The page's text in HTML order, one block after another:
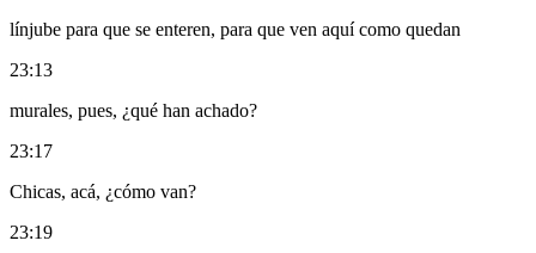
línjube para que se enteren, para que ven aquí como quedan
23:13
murales, pues, ¿qué han achado?
23:17
Chicas, acá, ¿cómo van?
23:19